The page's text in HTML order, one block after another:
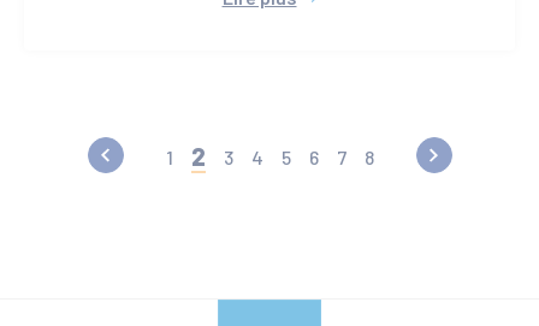
1 2 3 4 5 6 7 8